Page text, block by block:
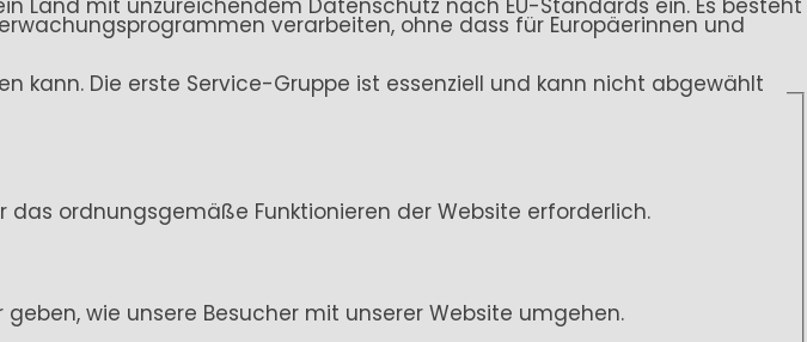
Land mit unzureichendem Datenschutz nach EU-Standards ein. Es besteht
verarbeiten, ohne dass für Europäerinnen und
kann. Die erste Service-Gruppe ist essenziell und kann nicht abgewählt
ordnungsgemäße Funktionieren der Website erforderlich.
wie unsere Besucher mit unserer Website umgehen.